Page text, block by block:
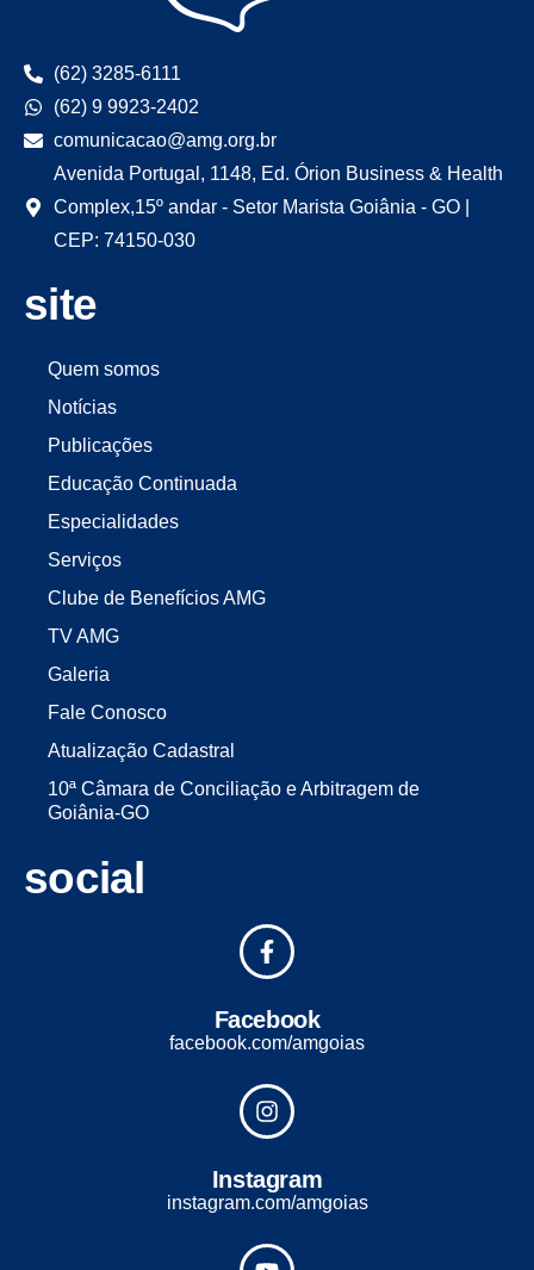
(62) 3285-6111
(62) 9 9923-2402
comunicacao@amg.org.br
Avenida Portugal, 1148, Ed. Órion Business & Health
Complex,15º andar - Setor Marista Goiânia - GO |
CEP: 74150-030
site
Quem somos
Notícias
Publicações
Educação Continuada
Especialidades
Serviços
Clube de Benefícios AMG
TV AMG
Galeria
Fale Conosco
Atualização Cadastral
10ª Câmara de Conciliação e Arbitragem de
Goiânia-GO
social
Facebook
facebook.com/amgoias
Instagram
instagram.com/amgoias